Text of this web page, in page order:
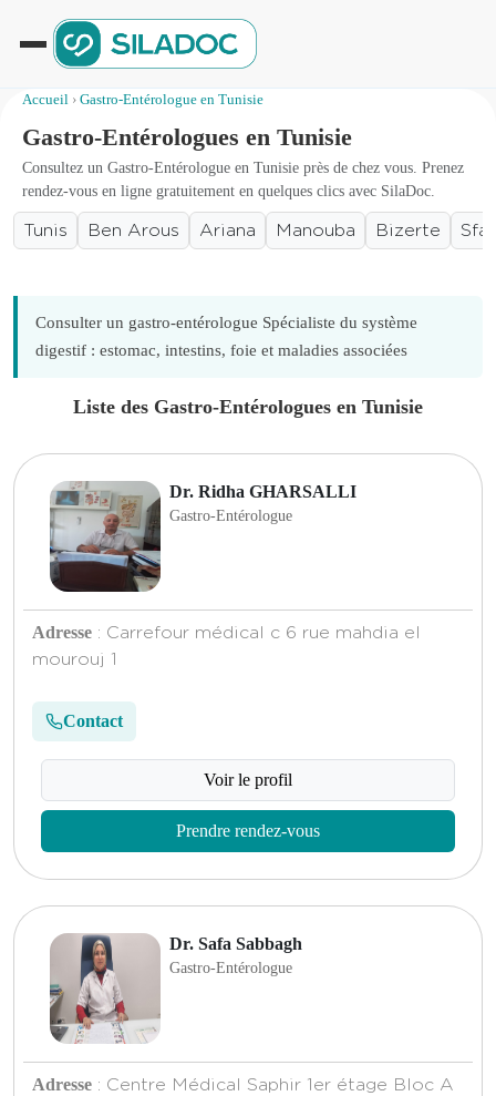
Accueil › Gastro-Entérologue en Tunisie
Gastro-Entérologues en Tunisie
Consultez un Gastro-Entérologue en Tunisie près de chez vous. Prenez
rendez-vous en ligne gratuitement en quelques clics avec SilaDoc.
Tunis Ben Arous Ariana Manouba Bizerte
Consulter un gastro-entérologue Spécialiste du système
digestif : estomac, intestins, foie et maladies associées
Liste des Gastro-Entérologues en Tunisie
Dr. Ridha GHARSALLI
Gastro-Entérologue
Adresse : Carrefour médical c 6 rue mahdia el
mourouj 1
Contact
Voir le profil
Prendre rendez-vous
Dr. Safa Sabbagh
Gastro-Entérologue
Adresse : Centre Médical Saphir 1er étage Bloc A